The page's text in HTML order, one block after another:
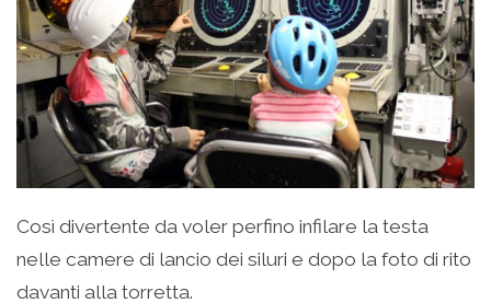
Così divertente da voler perfino infilare la testa
nelle camere di lancio dei siluri e dopo la foto di rito
davanti alla torretta.